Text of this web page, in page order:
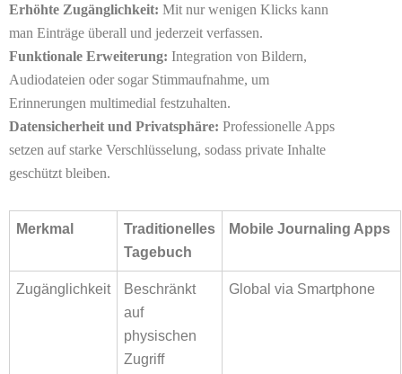
Erhöhte Zugänglichkeit: Mit nur wenigen Klicks kann
man Einträge überall und jederzeit verfassen.
Funktionale Erweiterung: Integration von Bildern,
Audiodateien oder sogar Stimmaufnahme, um
Erinnerungen multimedial festzuhalten.
Datensicherheit und Privatsphäre: Professionelle Apps
setzen auf starke Verschlüsselung, sodass private Inhalte
geschützt bleiben.
Merkmal
Traditionelles
Tagebuch
Mobile Journaling Apps
Zugänglichkeit
Beschränkt
auf
physischen
Zugriff
Global via Smartphone